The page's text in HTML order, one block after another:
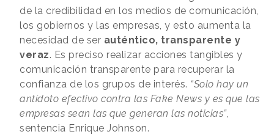
de la credibilidad en los medios de comunicación,
los gobiernos y las empresas, y esto aumenta la
necesidad de ser auténtico, transparente y
veraz. Es preciso realizar acciones tangibles y
comunicación transparente para recuperar la
confianza de los grupos de interés. “Solo hay un
antídoto efectivo contra las Fake News y es que las
empresas sean las que generan las noticias”,
sentencia Enrique Johnson.